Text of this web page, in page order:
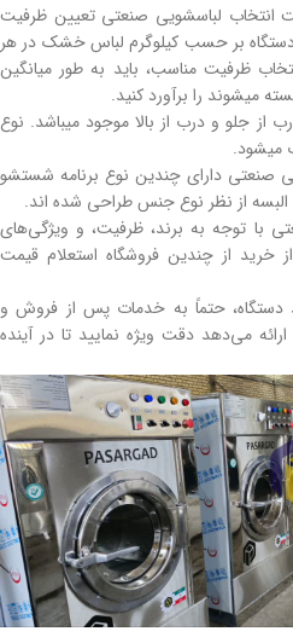
انتخاب لباسشویی صنعتی تعیین ظرفیت
بر حسب کیلوگرم لباس خشک در هر
ظرفیت مناسب، باید به طور میانگین
میشوند را برآورد کنید.
به 2 شکل درب از جلو و درب از بالا موجود میباشد. نوع
میشود.
صنعتی دارای چندین نوع برنامه شستشو
از نظر نوع جنس طراحی شده‌ اند.
با توجه به برند، ظرفیت، و ویژگی‌های
خرید از چندین فروشگاه استعلام قیمت
دستگاه، حتماً به خدمات پس از فروش و
می‌دهد دقت ویژه نمایید تا در آینده